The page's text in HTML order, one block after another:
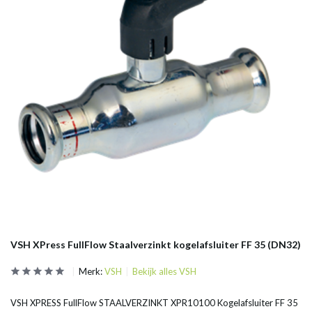
VSH XPress FullFlow Staalverzinkt kogelafsluiter FF 35 (DN32)
Merk:VSH Bekijk alles VSH
VSH XPRESS FullFlow STAALVERZINKT XPR10100 Kogelafsluiter FF 35